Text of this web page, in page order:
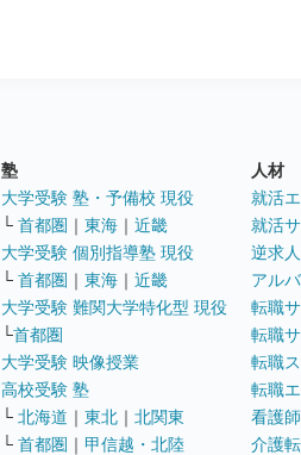
塾
大学受験 塾・予備校 現役
└ 首都圏 ｜ 東海 ｜ 近畿
大学受験 個別指導塾 現役
└ 首都圏 ｜ 東海 ｜ 近畿
大学受験 難関大学特化型 現役
└首都圏
大学受験 映像授業
高校受験 塾
└ 北海道 ｜ 東北 ｜ 北関東
└ 首都圏 ｜ 甲信越・北陸
人材
就活
就活
逆求
アル
転職
転職
転職
転職
看護
介護